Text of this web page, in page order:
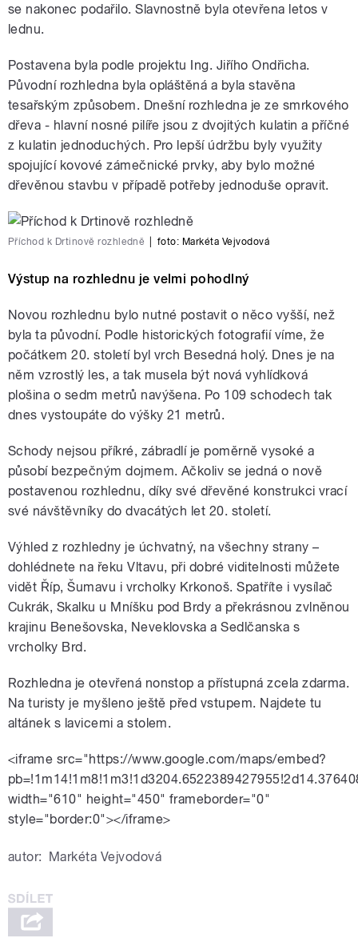
se nakonec podařilo. Slavnostně byla otevřena letos v
lednu.
Postavena byla podle projektu Ing. Jiřího Ondřicha.
Původní rozhledna byla opláštěná a byla stavěna
tesařským způsobem. Dnešní rozhledna je ze smrkového
dřeva - hlavní nosné pilíře jsou z dvojitých kulatin a příčné
z kulatin jednoduchých. Pro lepší údržbu byly využity
spojující kovové zámečnické prvky, aby bylo možné
dřevěnou stavbu v případě potřeby jednoduše opravit.
Příchod k Drtinově rozhledně foto: Markéta Vejvodová
Výstup na rozhlednu je velmi pohodlný
Novou rozhlednu bylo nutné postavit o něco vyšší, než
byla ta původní. Podle historických fotografií víme, že
počátkem 20. století byl vrch Besedná holý. Dnes je na
něm vzrostlý les, a tak musela být nová vyhlídková
plošina o sedm metrů navýšena. Po 109 schodech tak
dnes vystoupáte do výšky 21 metrů.
Schody nejsou příkré, zábradlí je poměrně vysoké a
působí bezpečným dojmem. Ačkoliv se jedná o nově
postavenou rozhlednu, díky své dřevěné konstrukci vrací
své návštěvníky do dvacátých let 20. století.
Výhled z rozhledny je úchvatný, na všechny strany –
dohlédnete na řeku Vltavu, při dobré viditelnosti můžete
vidět Říp, Šumavu i vrcholky Krkonoš. Spatříte i vysílač
Cukrák, Skalku u Mníšku pod Brdy a překrásnou zvlněnou
krajinu Benešovska, Neveklovska a Sedlčanska s
vrcholky Brd.
Rozhledna je otevřená nonstop a přístupná zcela zdarma.
Na turisty je myšleno ještě před vstupem. Najdete tu
altánek s lavicemi a stolem.
<iframe src="https://www.google.com/maps/embed?
width="610" height="450" frameborder="0"
style="border:0"></iframe>
autor: Markéta Vejvodová